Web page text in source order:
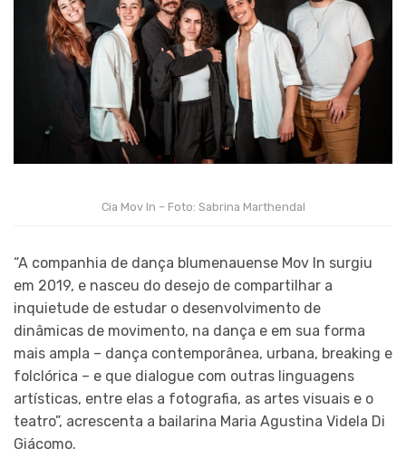
Cia Mov In – Foto: Sabrina Marthendal
“A companhia de dança blumenauense Mov In surgiu
em 2019, e nasceu do desejo de compartilhar a
inquietude de estudar o desenvolvimento de
dinâmicas de movimento, na dança e em sua forma
mais ampla – dança contemporânea, urbana, breaking e
folclórica – e que dialogue com outras linguagens
artísticas, entre elas a fotografia, as artes visuais e o
teatro”, acrescenta a bailarina Maria Agustina Videla Di
Giácomo.